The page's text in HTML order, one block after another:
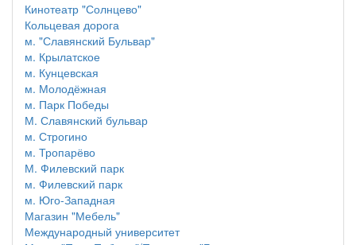
Кинотеатр "Солнцево"
Кольцевая дорога
м. "Славянский Бульвар"
м. Крылатское
м. Кунцевская
м. Молодёжная
м. Парк Победы
М. Славянский бульвар
м. Строгино
м. Тропарёво
М. Филевский парк
м. Филевский парк
м. Юго-Западная
Магазин "Мебель"
Международный университет